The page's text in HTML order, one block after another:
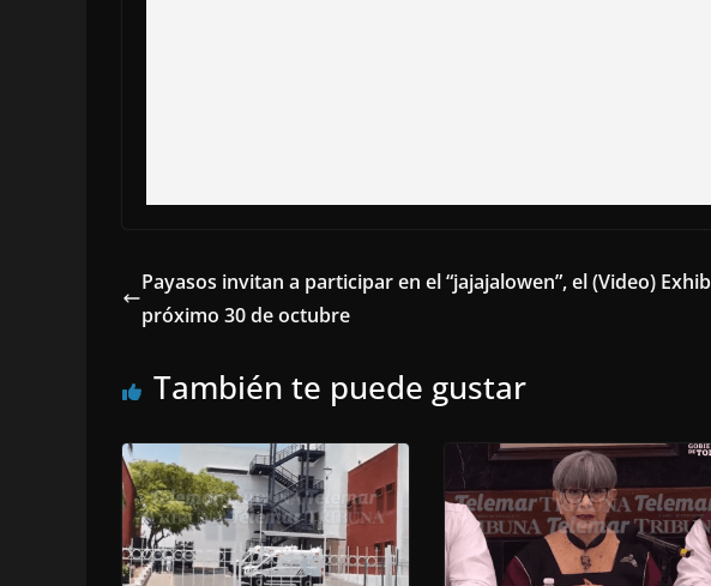
Payasos invitan a participar en el “jajajalowen”, el
próximo 30 de octubre
(Video)
También te puede gustar